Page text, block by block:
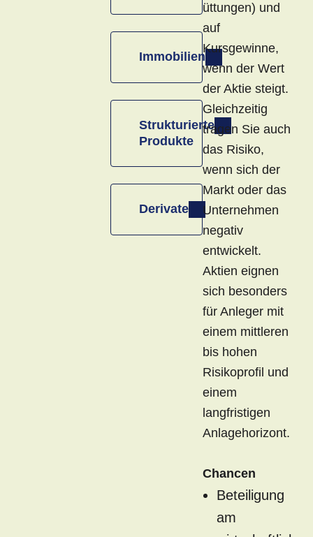
Immobilien
Strukturierte
Produkte
Derivate
üttungen) und
auf
Kursgewinne,
wenn der Wert
der Aktie steigt.
Gleichzeitig
tragen Sie auch
das Risiko,
wenn sich der
Markt oder das
Unternehmen
negativ
entwickelt.
Aktien eignen
sich besonders
für Anleger mit
einem mittleren
bis hohen
Risikoprofil und
einem
langfristigen
Anlagehorizont.
Chancen
Beteiligung
am